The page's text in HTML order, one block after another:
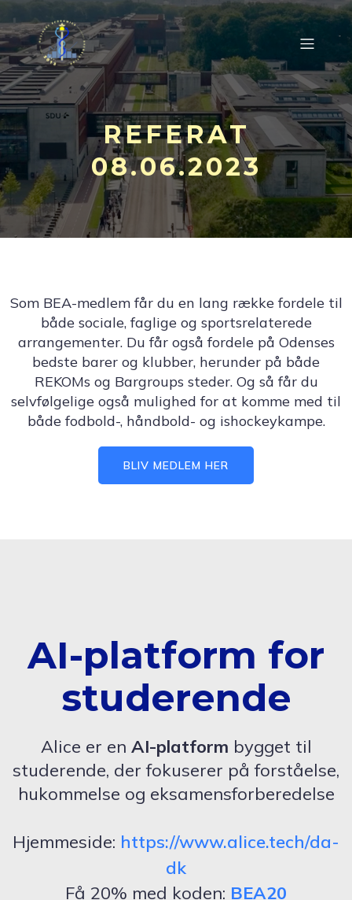
REFERAT
08.06.2023
Som BEA-medlem får du en lang række fordele til
både sociale, faglige og sportsrelaterede
arrangementer. Du får også fordele på Odenses
bedste barer og klubber, herunder på både
REKOMs og Bargroups steder. Og så får du
selvfølgelige også mulighed for at komme med til
både fodbold-, håndbold- og ishockeykampe.
BLIV MEDLEM HER
AI-platform for
studerende
Alice er en AI-platform bygget til
studerende, der fokuserer på forståelse,
hukommelse og eksamensforberedelse
Hjemmeside: https://www.alice.tech/da-
dk
Få 20% med koden: BEA20